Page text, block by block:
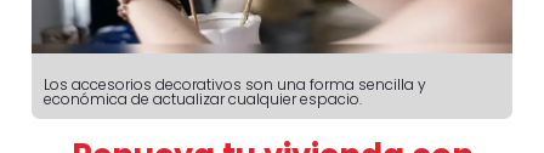
Los accesorios decorativos son una forma sencilla y
económica de actualizar cualquier espacio.